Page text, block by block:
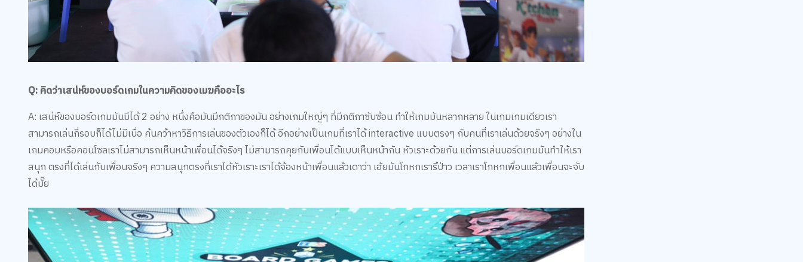
Q: คิดว่าเสน่ห์ของบอร์ดเกมในความคิดของเมฆคืออะไร
A: เสน่ห์ของบอร์ดเกมมันมีได้ 2 อย่าง หนึ่งคือมันมีกติกาของมัน อย่างเกมใหญ่ๆ ที่มีกติกาซับซ้อน ทำให้เกมมันหลากหลาย ในเกมเกมเดียวเรา
สามารถเล่นกี่รอบก็ได้ไม่มีเบื่อ ค้นคว้าหาวิธีการเล่นของตัวเองก็ได้ อีกอย่างเป็นเกมที่เราได้ interactive แบบตรงๆ กับคนที่เราเล่นด้วยจริงๆ อย่างใน
เกมคอมหรือคอนโซลเราไม่สามารถเห็นหน้าเพื่อนได้จริงๆ ไม่สามารถคุยกับเพื่อนได้แบบเห็นหน้ากัน หัวเราะด้วยกัน แต่การเล่นบอร์ดเกมมันทำให้เรา
สนุก ตรงที่ได้เล่นกับเพื่อนจริงๆ ความสนุกตรงที่เราได้หัวเราะเราได้จ้องหน้าเพื่อนแล้วเดาว่า เฮ้ยมันโกหกเรารึป่าว เวลาเราโกหกเพื่อนแล้วเพื่อนจะจับ
ได้มั๊ย